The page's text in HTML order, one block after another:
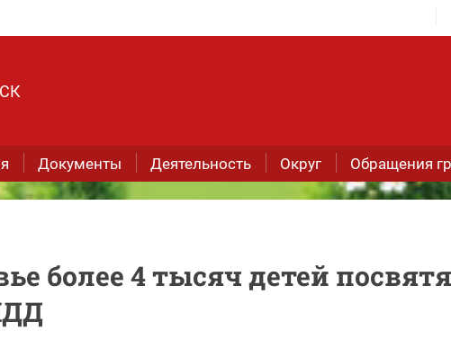
Документы Деятельность Округ Обращения
более 4 тысяч детей